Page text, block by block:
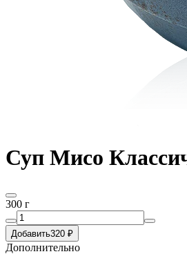
Суп Мисо
300 г
Добавить320 ₽
Дополнительно